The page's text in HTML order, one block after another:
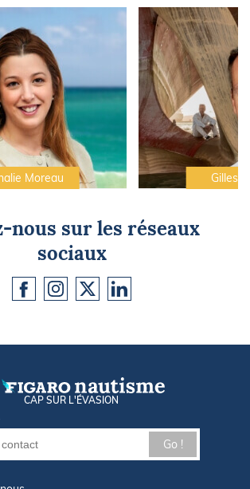
Moreau Gilles
nous sur les réseaux
sociaux
CAP SUR L'ÉVASION
Go !